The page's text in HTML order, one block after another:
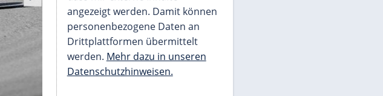
jetzt aktivieren
Ich bin damit einverstanden,
dass mir externe Inhalte